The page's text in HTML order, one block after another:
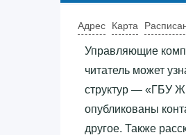
Адрес Карта
Управляющие
читатель может
структур — «‎ГБУ
опубликованы
другое. Также